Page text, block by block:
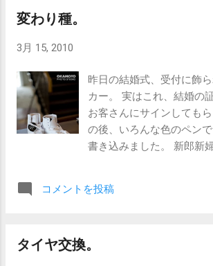
変わり種。
3月 15, 2010
昨日の結婚式、受付に飾
カー。 実はこれ、結婚の
お客さんにサインしても
の後、いろんな色のペン
書き込みました。 新郎新
っていたら、かかとのと
コメントを投稿
タイヤ交換。